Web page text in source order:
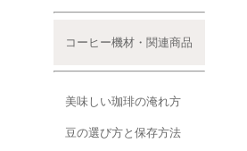
コーヒー機材・関連商品
美味しい珈琲の淹れ方
豆の選び方と保存方法